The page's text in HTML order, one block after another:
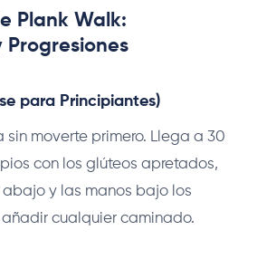
Plank Walk:
Progresiones
para Principiantes)
sin moverte primero. Llega a 30
con los glúteos apretados,
y las manos bajo los
cualquier caminado.